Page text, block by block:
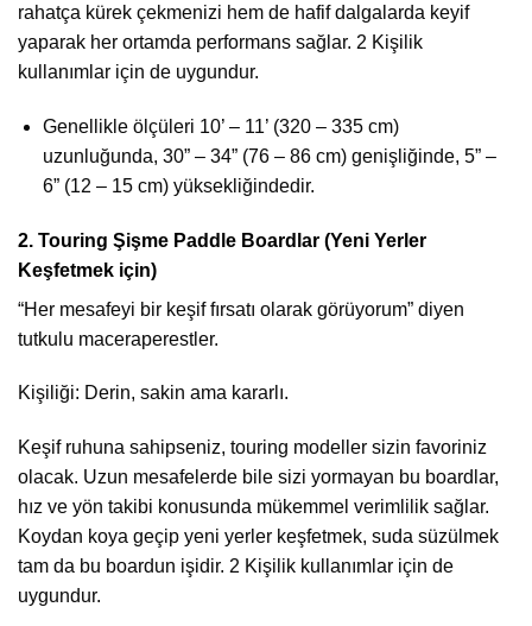
rahatça kürek çekmenizi hem de hafif dalgalarda keyif
yaparak her ortamda performans sağlar. 2 Kişilik
kullanımlar için de uygundur.
Genellikle ölçüleri 10’ – 11’ (320 – 335 cm)
uzunluğunda, 30” – 34” (76 – 86 cm) genişliğinde, 5” –
6” (12 – 15 cm) yüksekliğindedir.
2.⁠ ⁠Touring Şişme Paddle Boardlar (Yeni Yerler
Keşfetmek için)
“Her mesafeyi bir keşif fırsatı olarak görüyorum” diyen
tutkulu maceraperestler.
Kişiliği: Derin, sakin ama kararlı.
Keşif ruhuna sahipseniz, touring modeller sizin favoriniz
olacak. Uzun mesafelerde bile sizi yormayan bu boardlar,
hız ve yön takibi konusunda mükemmel verimlilik sağlar.
Koydan koya geçip yeni yerler keşfetmek, suda süzülmek
tam da bu boardun işidir. 2 Kişilik kullanımlar için de
uygundur.